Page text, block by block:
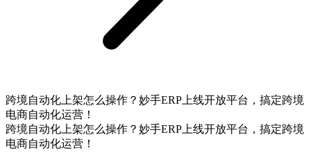
跨境自动化上架怎么操作？妙手ERP上线开放平台，搞定跨境
电商自动化运营！
跨境自动化上架怎么操作？妙手ERP上线开放平台，搞定跨境
电商自动化运营！